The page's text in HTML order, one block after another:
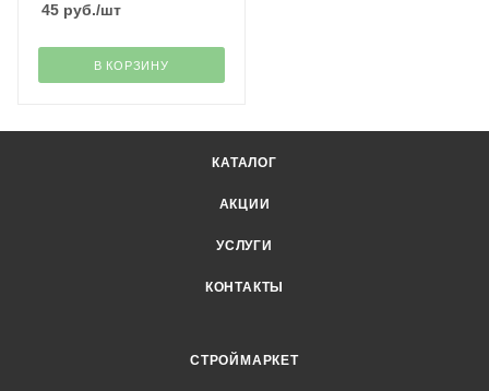
45 руб./шт
В КОРЗИНУ
КАТАЛОГ
АКЦИИ
УСЛУГИ
КОНТАКТЫ
СТРОЙМАРКЕТ